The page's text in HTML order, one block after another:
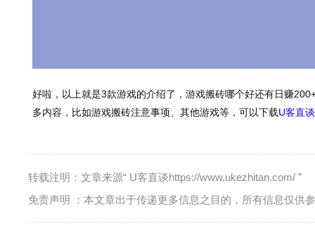
好啦，以上就是3款游戏的介绍了，游戏搬砖哪个好还有日赚
多内容，比如游戏搬砖注意事项、其他游戏等，可以下载U客直谈
转载注明：文章来源“ U客直谈https://www.ukezhitan.com/ ”
免责声明 ：本文章出于传递更多信息之目的，所有信息仅供